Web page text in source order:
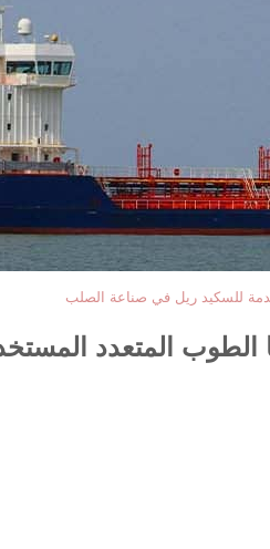
للسكيد ريل في صناعة الصلب
الطوب المتعدد